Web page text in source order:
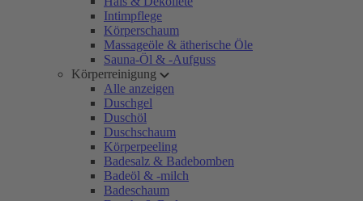
Intimpflege
Körperschaum
Massageöle & ätherische Öle
Sauna-Öl & -Aufguss
Körperreinigung
Alle anzeigen
Duschgel
Duschöl
Duschschaum
Körperpeeling
Badesalz & Badebomben
Badeöl & -milch
Badeschaum